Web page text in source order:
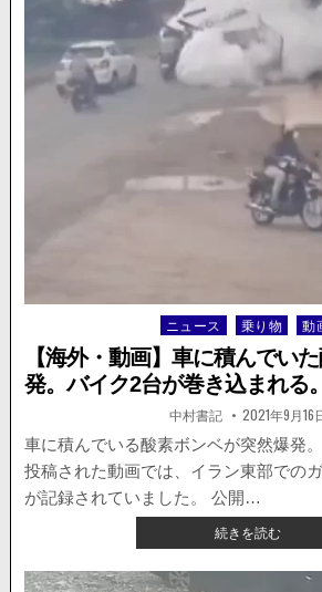
課
題？】
リ
ム
イ
オ
バ
ー
は
取
扱
い
に
注
意。
燃
る
Posted
in
ニュース 乗り物 動
【海外・動画】車に積んでい
発。バイク2台が巻き込まれる。
著
者:
中村書記 掲
載
日：
2021年9月16
車に積んでいる酸素ボンベが突然爆発
投稿された動画では、イラン東部での
が記録されていました。 公開…
続きを読む【海
外・
動